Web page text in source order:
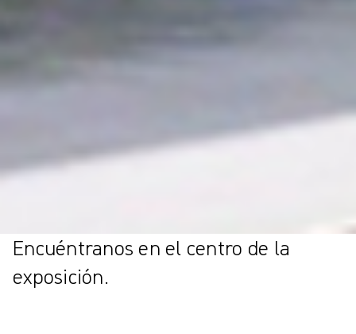
Encuéntranos en el centro de la
exposición.